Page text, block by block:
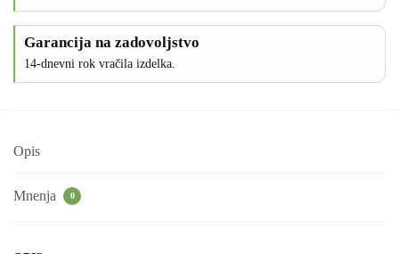
Garancija na zadovoljstvo
14-dnevni rok vračila izdelka.
Opis
Mnenja 0